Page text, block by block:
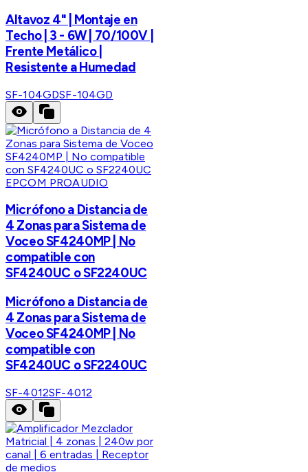
Altavoz 4" | Montaje en
Techo | 3 - 6W | 70/100V |
Frente Metálico |
Resistente a Humedad
SF-104GDSF-104GD
EPCOM PROAUDIO
Micrófono a Distancia de
4 Zonas para Sistema de
Voceo SF4240MP | No
compatible con
SF4240UC o SF2240UC
Micrófono a Distancia de
4 Zonas para Sistema de
Voceo SF4240MP | No
compatible con
SF4240UC o SF2240UC
SF-4012SF-4012